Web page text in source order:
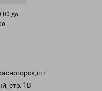
до
стр. 1В